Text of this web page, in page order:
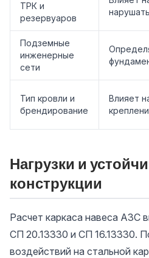
ТРК и
резервуаров
Подземные
инженерные
сети
Тип кровли и
брендирование
Влияет
Нагрузки и
конструкции
Расчет каркаса навеса АЗС
СП 20.13330 и СП 16.13330.
воздействий на стальной